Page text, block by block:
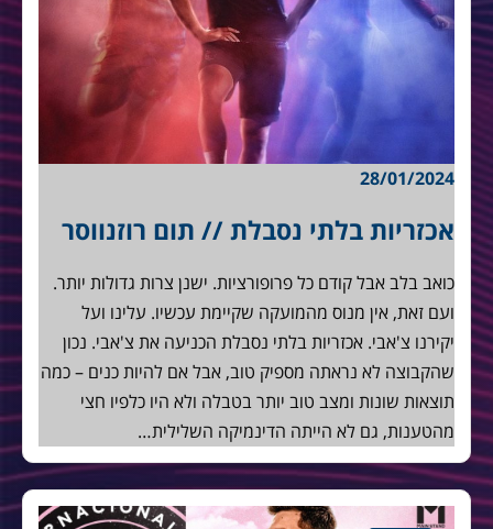
28/01/2024
אכזריות בלתי נסבלת // תום רוזנווסר
כואב בלב אבל קודם כל פרופורציות. ישנן צרות גדולות יותר.
ועם זאת, אין מנוס מהמועקה שקיימת עכשיו. עלינו ועל
יקירנו צ'אבי. אכזריות בלתי נסבלת הכניעה את צ'אבי. נכון
שהקבוצה לא נראתה מספיק טוב, אבל אם להיות כנים – כמה
תוצאות שונות ומצב טוב יותר בטבלה ולא היו כלפיו חצי
מהטענות, גם לא הייתה הדינמיקה השלילית…